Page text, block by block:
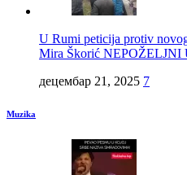
U Rumi peticija protiv
Mira Škorić NEPOŽELJNI
децембар 21, 2025 7
Muzika